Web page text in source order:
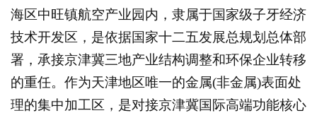
海区中旺镇航空产业园内，隶属于国家级子牙经济
技术开发区，是依据国家十二五发展总规划总体部
署，承接京津冀三地产业结构调整和环保企业转移
的重任。作为天津地区唯一的金属(非金属)表面处
理的集中加工区，是对接京津冀国际高端功能核心